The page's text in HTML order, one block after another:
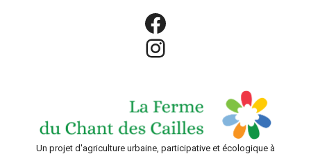
Facebook
Instagram
Un projet d'agriculture urbaine, participative et écologique à